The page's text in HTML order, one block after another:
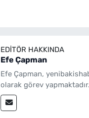
EDITÖR HAKKINDA
Efe Çapman
Efe Çapman,
olarak görev yapmaktadır.